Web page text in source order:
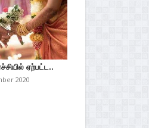
ஏற்பட்ட..
2020